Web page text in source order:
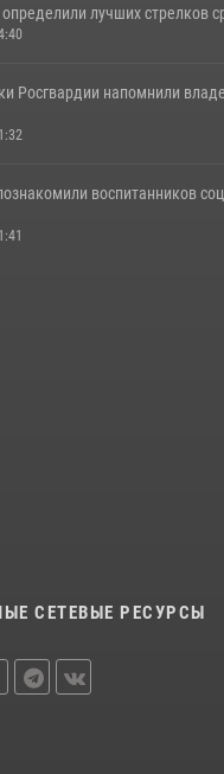
лучших стрелков
Росгвардии напомнили
воспитанников
СЕТЕВЫЕ РЕСУРСЫ